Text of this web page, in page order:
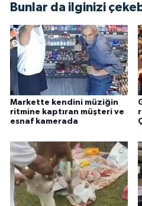
Bunlar da ilginizi
Markette kendini müziğin
ritmine kaptıran müşteri ve
esnaf kamerada